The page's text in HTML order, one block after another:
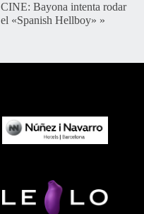
CINE: Bayona intenta rodar
el «Spanish Hellboy» »